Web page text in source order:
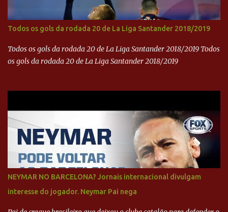
Todos os gols da rodada 20 de La Liga Santander 2018/2019
Todos os gols da rodada 20 de La Liga Santander 2018/2019 Todos
os gols da rodada 20 de La Liga Santander 2018/2019
NEYMAR NO BARCELONA? Jornais internacional divulgam
interesse do jogador. Neymar Pai nega